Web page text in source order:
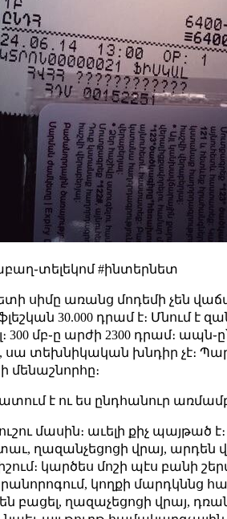
#ինտերնետ
սիմը առանց մոդեմի չեն
ֆլեշկան 30.000 դրամ է։ Մնում
300 մբ֊ը արժի 2300 դրամ։
սա տեխնիկական խնդիր չէ։
մենաշնորհը։
է ու ես ընդհանուր
մասին։ աւելի քիչ
ղազանչեցոցի վրայ, արդեն
կարծես մոշի պէս բանի
կողքի
ղազաչեցոցի վրայ,